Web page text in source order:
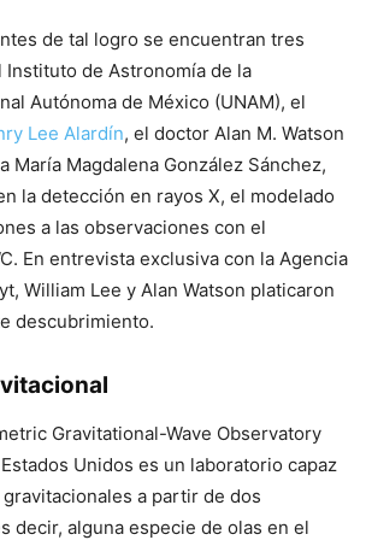
de tal logro se encuentran tres
de Astronomía de la
Autónoma de México (UNAM), el
Lee Alardín, el doctor Alan M. Watson
María Magdalena González Sánchez,
la detección en rayos X, el modelado
a las observaciones con el
En entrevista exclusiva con la Agencia
William Lee y Alan Watson platicaron
descubrimiento.
Gravitational-Wave Observatory
Unidos es un laboratorio capaz
a partir de dos
decir, alguna especie de olas en el